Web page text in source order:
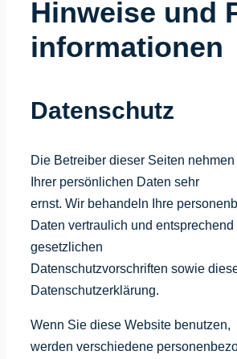
Hinweise und
informationen
Datenschutz
Die Betreiber dieser Seiten
Ihrer persönlichen Daten sehr
ernst. Wir behandeln Ihre
Daten vertraulich und entsprechend
gesetzlichen
Datenschutzvorschriften sowie
Datenschutzerklärung.
Wenn Sie diese Website benutzen,
werden verschiedene